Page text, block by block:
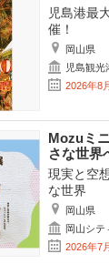
児島港最
催！
岡山県
児島観光
2026年8
Mozuミ
さな世界
現実と空
な世界
岡山県
岡山シテ
2026年7